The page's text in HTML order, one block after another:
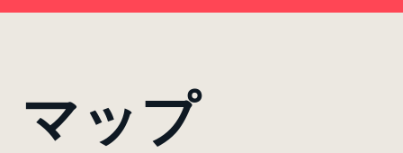
マップ